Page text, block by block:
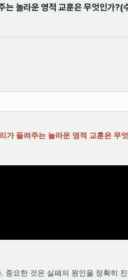
는 놀라운 영적 교훈은 무엇인
가 들려주는 놀라운 영적 교훈은 무
중요한 것은 실패의 원인을 정확히